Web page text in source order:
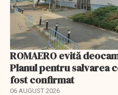
ROMAERO evită
Planul pentru salvarea
fost confirmat
06 AUGUST 2026